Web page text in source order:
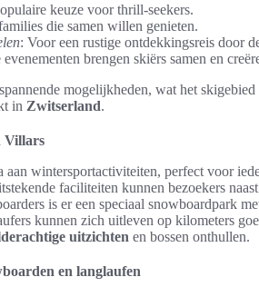
keuze voor thrill-seekers.
die samen willen genieten.
: Voor een rustige ontdekkingsreis door
evenementen brengen skiërs samen en
mogelijkheden, wat het
in Zwitserland.
Villars
aan wintersportactiviteiten, perfect voor
faciliteiten kunnen bezoekers
is er een speciaal snowboardpark
kunnen zich uitleven op kilometers
uitzichten en bossen onthullen.
en langlaufen